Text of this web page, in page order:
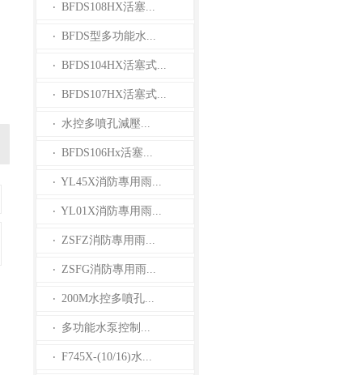
· BFDS108HX活塞...
· BFDS型多功能水...
· BFDS104HX活塞式...
· BFDS107HX活塞式...
· 水控多噴孔減壓...
· BFDS106Hx活塞...
· YL45X消防專用雨...
· YL01X消防專用雨...
· ZSFZ消防專用雨...
· ZSFG消防專用雨...
· 200M水控多噴孔...
· 多功能水泵控制...
· F745X-(10/16)水...